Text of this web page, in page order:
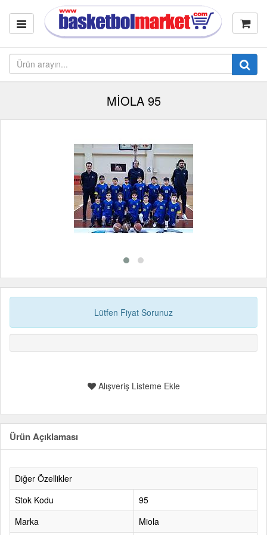
MİOLA 95
Lütfen Fiyat Sorunuz
Alışveriş Listeme Ekle
Ürün Açıklaması
Diğer Özellikler
Stok Kodu
95
Marka
Miola